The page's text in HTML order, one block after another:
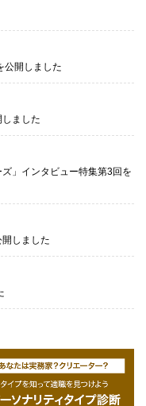
公開しました
しました
」インタビュー特集第3回を
開しました